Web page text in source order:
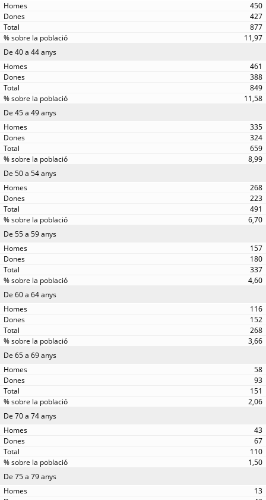
450
427
877
11,97
De 40 a 44 anys
461
388
849
11,58
De 45 a 49 anys
335
324
659
8,99
De 50 a 54 anys
268
223
491
6,70
De 55 a 59 anys
157
180
337
4,60
De 60 a 64 anys
116
152
268
3,66
De 65 a 69 anys
58
93
151
2,06
De 70 a 74 anys
43
67
110
1,50
De 75 a 79 anys
13